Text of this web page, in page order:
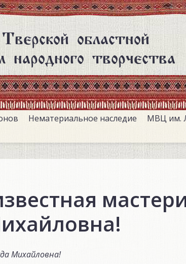
Тверской областной
народного творчества
Нематериальное наследие МВЦ им.
Михайловна!